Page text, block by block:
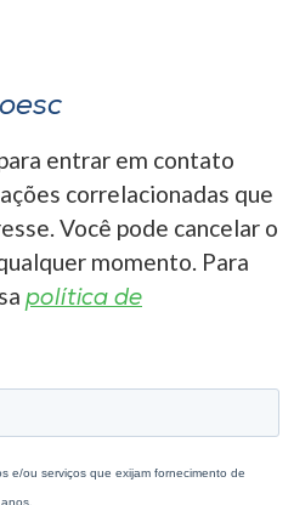
entrar em contato
correlacionadas que
Você pode cancelar o
momento. Para
política de